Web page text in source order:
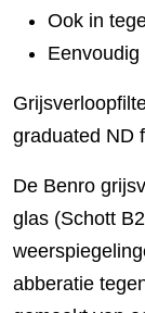
Ook in
graduated ND
De Benro
glas (Schott
abberatie